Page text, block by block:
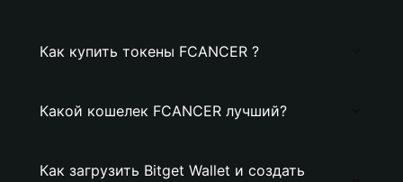
Как купить токены FCANCER ?
Какой кошелек FCANCER лучший?
Как загрузить Bitget Wallet и создать